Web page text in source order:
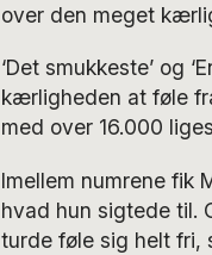
over den meget
‘Det smukkeste’ og
kærligheden at føle
med over 16.000
Imellem numrene fik
hvad hun sigtede til.
turde føle sig helt fri,